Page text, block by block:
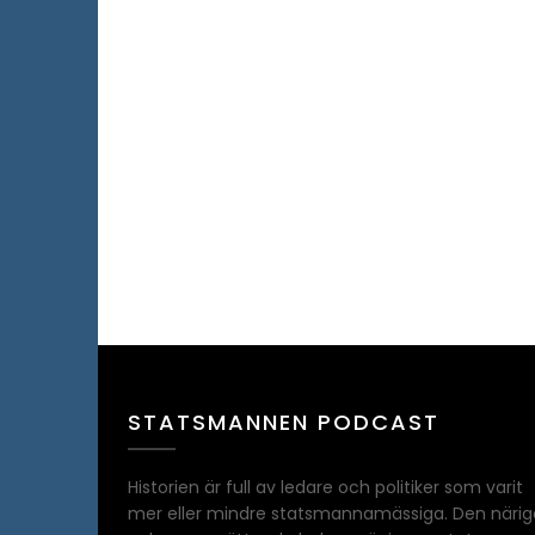
STATSMANNEN PODCAST
Historien är full av ledare och politiker som varit
mer eller mindre statsmannamässiga. Den